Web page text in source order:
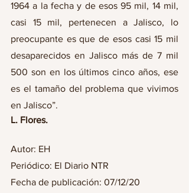
1964 a la fecha y de esos 95 mil, 14 mil,
casi 15 mil, pertenecen a Jalisco, lo
preocupante es que de esos casi 15 mil
desaparecidos en Jalisco más de 7 mil
500 son en los últimos cinco años, ese
es el tamaño del problema que vivimos
en Jalisco”.
L. Flores.
Autor: EH
Periódico: El Diario NTR
Fecha de publicación: 07/12/20